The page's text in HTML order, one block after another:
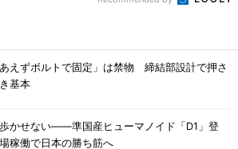
あえずボルトで固定」は禁物 締結部設計で押さ
基本
かせない――準国産ヒューマノイド「D1」登
稼働で日本の勝ち筋へ